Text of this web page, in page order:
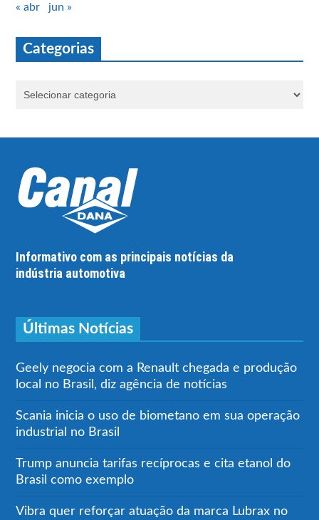
« abr jun »
Categorias
Informativo com as principais notícias da
indústria automotiva
Últimas Notícias
Geely negocia com a Renault chegada e produção
local no Brasil, diz agência de notícias
Scania inicia o uso de biometano em sua operação
industrial no Brasil
Trump anuncia tarifas recíprocas e cita etanol do
Brasil como exemplo
Vibra quer reforçar atuação da marca Lubrax no